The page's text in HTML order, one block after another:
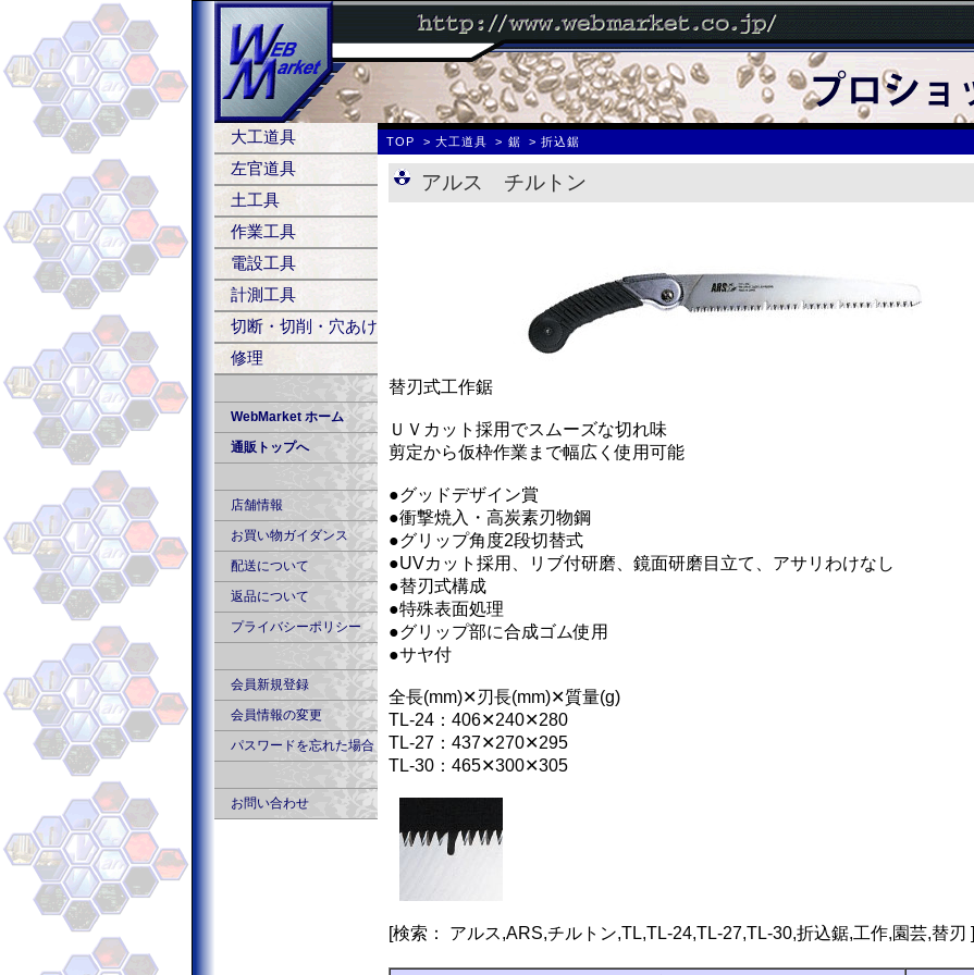
大工道具
左官道具
土工具
作業工具
電設工具
計測工具
切断・切削・穴あけ
修理
WebMarket ホーム
通販トップへ
店舗情報
お買い物ガイダンス
配送について
返品について
プライバシーポリシー
会員新規登録
会員情報の変更
パスワードを忘れた場合
お問い合わせ
TOP 大工道具 鋸 折込鋸
アルス チルトン
替刃式工作鋸
ＵＶカット採用でスムーズな切れ味
剪定から仮枠作業まで幅広く使用可能
●グッドデザイン賞
●衝撃焼入・高炭素刃物鋼
●グリップ角度2段切替式
●UVカット採用、リブ付研磨、鏡面研磨目立て、アサリわけなし
●替刃式構成
●特殊表面処理
●グリップ部に合成ゴム使用
●サヤ付
全長(mm)✕刃長(mm)✕質量(g)
TL-24：406✕240✕280
TL-27：437✕270✕295
TL-30：465✕300✕305
[検索： アルス,ARS,チルトン,TL,TL-24,TL-27,TL-30,折込鋸,工作,園芸,替刃 ]